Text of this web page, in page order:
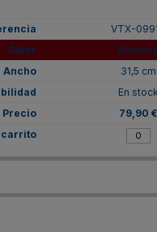
VTX-
Burdeos
31,5 cm
En stock
79,90 €